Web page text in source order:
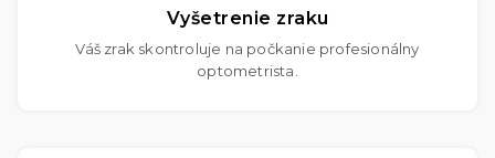
Vyšetrenie zraku
Váš zrak skontroluje na počkanie profesionálny
optometrista.